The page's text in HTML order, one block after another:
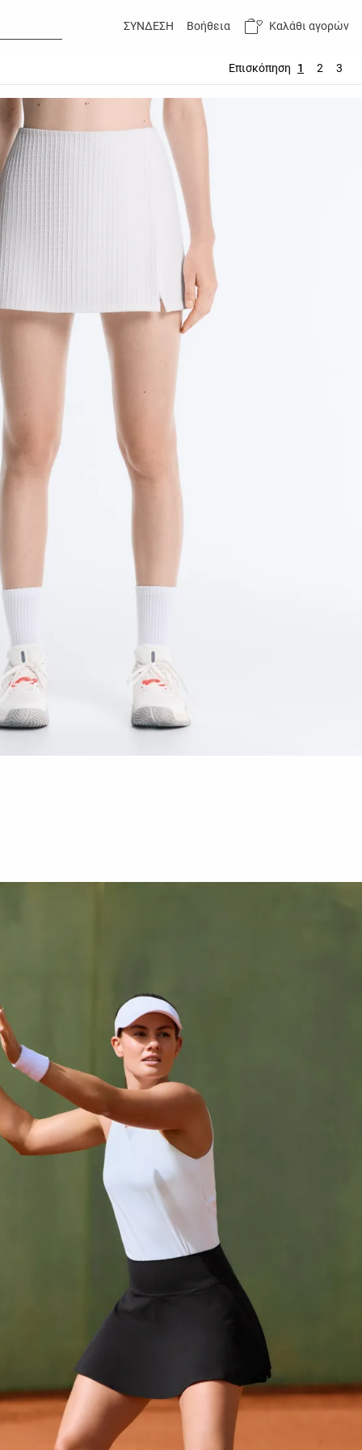
ΣΥΝΔΕΣΗ Βοήθεια Καλάθι αγορών
Επισκόπηση 1 2 3